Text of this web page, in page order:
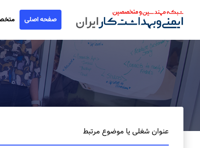
صفحه اصلی
عنوان شغلی یا موضوع مرتبط